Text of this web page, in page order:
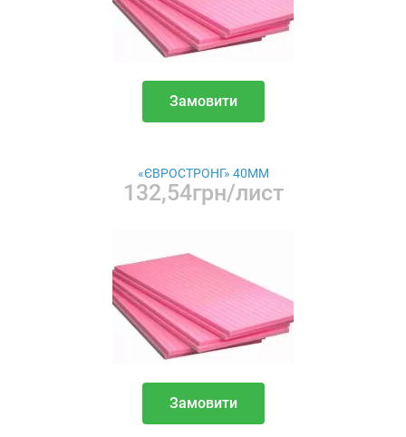
Замовити
«ЄВРОСТРОНГ» 40ММ
132,54грн/лист
Замовити